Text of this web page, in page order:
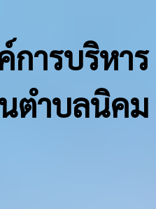
การบริหาร
ตำบลนิคม